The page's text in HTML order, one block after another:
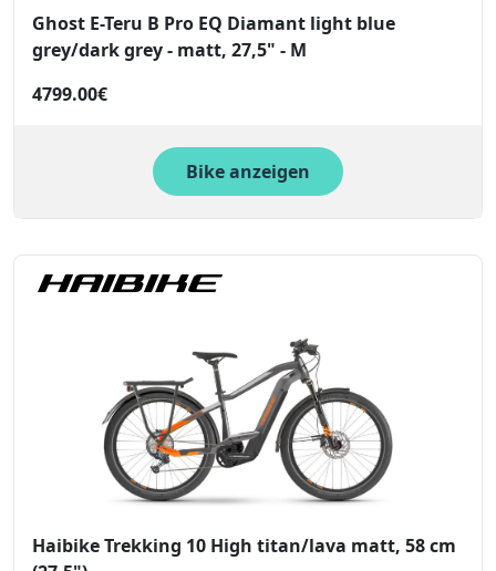
Ghost E-Teru B Pro EQ Diamant light blue
grey/dark grey - matt, 27,5" - M
4799.00€
Bike anzeigen
Haibike Trekking 10 High titan/lava matt, 58 cm